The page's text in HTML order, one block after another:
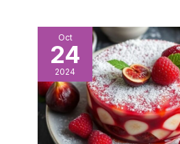
Oct
24
2024